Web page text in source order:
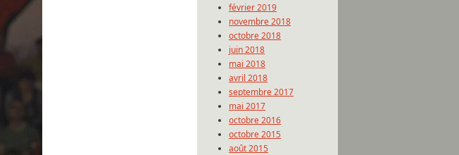
février 2019
novembre 2018
octobre 2018
juin 2018
mai 2018
avril 2018
septembre 2017
mai 2017
octobre 2016
octobre 2015
août 2015